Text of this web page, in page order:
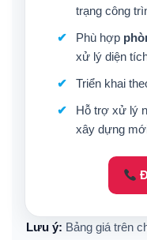
trạng công
Phù hợp
xử lý diện
Triển khai
Hỗ trợ xử lý
xây dựng
Lưu ý: Bảng giá trên